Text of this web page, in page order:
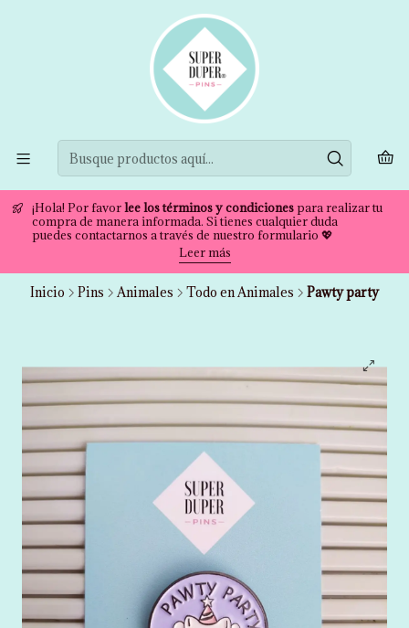
¡Hola! Por favorlee los términos y condicionespara realizar tu
compra de manera informada. Si tienes cualquier duda
puedes contactarnos a través de nuestro formulario 💖
Leer más
Inicio Pins Animales Todo en Animales Pawty party